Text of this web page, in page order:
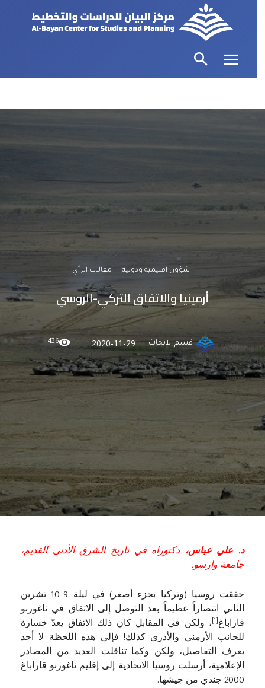
شؤون اقليمية ودولية مقالات الرأي
أرمينيا والاتفاق التركي-الروسي
قسم الابحاث 2020-11-29
436
د. علي عباس، دكتوراه في تاريخ الشرق الأدنى القديم،
جامعة وارسو.
حققت روسيا (وتركيا بجزء أصغر) في ليلة 9-10 تشرين
الثاني انتصاراً عظيماً بعد التوصل إلى الاتفاق في ناغورنو
قاراباغ[1] ، ولكن في المقابل كان ذلك الاتفاق يعدّ خسارة
للجانب الأرمني والأذري كذلك! فإلى هذه اللحظة لا أحد
يعرف التفاصيل، ولكن وكما تناقلت العديد من المصادر
الإعلامية، أرسلت روسيا الاتحادية إلى إقليم ناغورنو قاراباغ
2000 جندي من جيشها.